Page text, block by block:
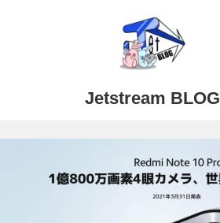
Jetstream BLOG